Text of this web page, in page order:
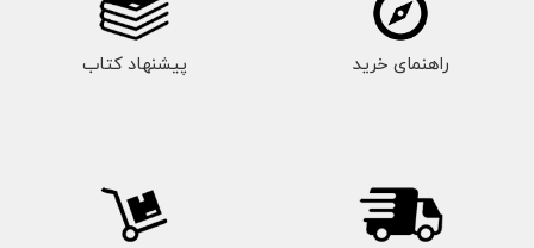
راهنمای خرید پیشنهاد کتاب